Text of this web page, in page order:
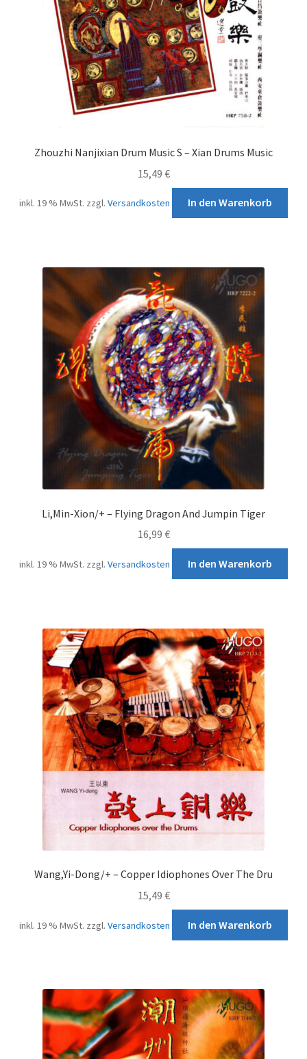
Zhouzhi Nanjixian Drum Music S – Xian Drums Music
15,49 €
inkl. 19 % MwSt. zzgl.Versandkosten In den Warenkorb
Li,Min-Xion/+ – Flying Dragon And Jumpin Tiger
16,99 €
inkl. 19 % MwSt. zzgl.Versandkosten In den Warenkorb
Wang,Yi-Dong/+ – Copper Idiophones Over The Dru
15,49 €
inkl. 19 % MwSt. zzgl.Versandkosten In den Warenkorb